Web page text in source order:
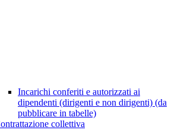
Incarichi conferiti e autorizzati ai
dipendenti (dirigenti e non dirigenti) (da
pubblicare in tabelle)
collettiva